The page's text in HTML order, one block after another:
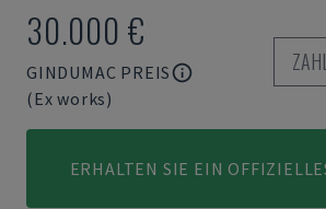
30.000 €
GINDUMAC PREIS
(Ex works)
ERHALTEN SIE EIN